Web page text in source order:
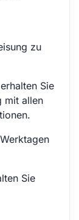
zu
Sie
mit allen
Sie